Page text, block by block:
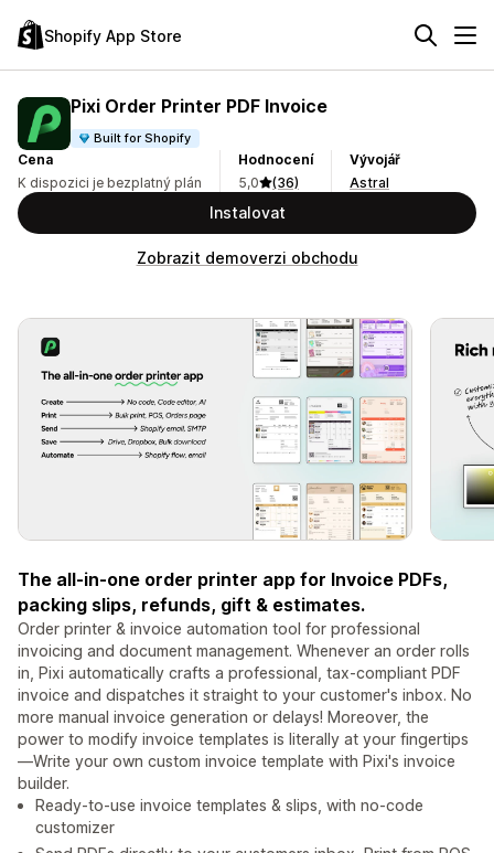
Shopify App Store
Pixi Order Printer PDF Invoice
Built for Shopify
Cena
K dispozici je bezplatný plán
Hodnocení
5,0
(36)
Vývojář
Astral
Instalovat
Zobrazit demoverzi obchodu
The all-in-one order printer app for Invoice PDFs,
packing slips, refunds, gift & estimates.
Order printer & invoice automation tool for professional
invoicing and document management. Whenever an order rolls
in, Pixi automatically crafts a professional, tax-compliant PDF
invoice and dispatches it straight to your customer's inbox. No
more manual invoice generation or delays! Moreover, the
power to modify invoice templates is literally at your fingertips
—Write your own custom invoice template with Pixi's invoice
builder.
Ready-to-use invoice templates & slips, with no-code
customizer